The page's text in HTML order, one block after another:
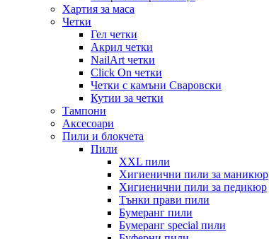
Хартия за маса
Четки
Гел четки
Акрил четки
NailArt четки
Click On четки
Четки с камъни Сваровски
Кутии за четки
Тампони
Аксесоари
Пили и блокчета
Пили
XXL пили
Хигиенични пили за маникюр
Хигиенични пили за педикюр
Тънки прави пили
Бумеранг пили
Бумеранг special пили